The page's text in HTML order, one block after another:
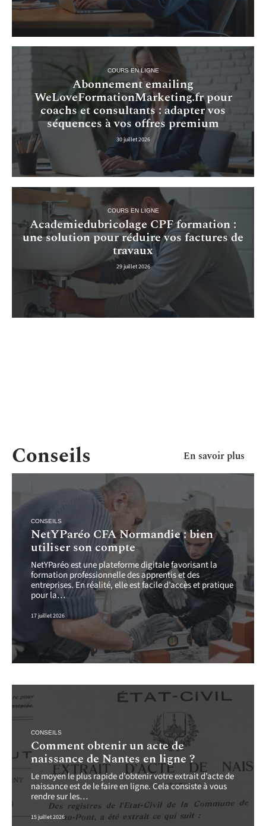
COURS EN LIGNE
Abonnement emailing
WeLoveFormationMarketing.fr pour
coachs et consultants : adapter vos
séquences à vos offres premium
30 juillet 2026
COURS EN LIGNE
Academiedubricolage CPF formation :
une solution pour réduire vos factures de
travaux
29 juillet 2026
Conseils En savoir plus
CONSEILS
NetYParéo CFA Normandie : bien
utiliser son compte
NetYParéo est une plateforme digitale favorisant la
formation professionnelle des apprentis et des
entreprises. En réalité, elle est facile d’accès et pratique
pour la…
17 juillet 2026
CONSEILS
Comment obtenir un acte de
naissance de Nantes en ligne ?
Le moyen le plus rapide d’obtenir votre extrait d’acte de
naissance est de le faire en ligne. Cela consiste à vous
rendre sur les…
15 juillet 2026